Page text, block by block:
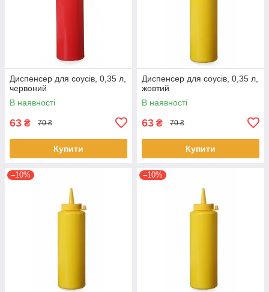
Диспенсер для соусів, 0,35 л,
червоний
В наявності
63 ₴ 70 ₴
Купити
Диспенсер для соусів, 0,35 л,
жовтий
В наявності
63 ₴ 70 ₴
Купити
–10% –10%